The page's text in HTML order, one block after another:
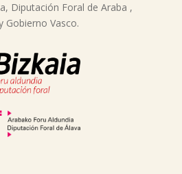
Diputación Foral de Araba ,
Gobierno Vasco.